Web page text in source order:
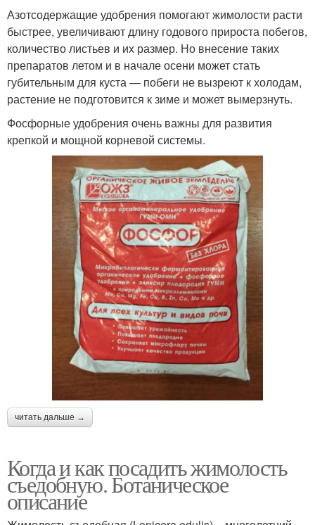
Азотсодержащие удобрения помогают жимолости расти
быстрее, увеличивают длину годового прироста побегов,
количество листьев и их размер. Но внесение таких
препаратов летом и в начале осени может стать
губительным для куста — побеги не вызреют к холодам,
растение не подготовится к зиме и может вымерзнуть.
Фосфорные удобрения очень важны для развития
крепкой и мощной корневой системы.
читать дальше →
Когда и как посадить жимолость
съедобную. Ботаническое
описание